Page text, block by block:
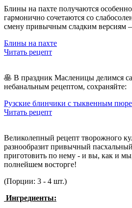
Блины на пахте получаются
гармонично сочетаются со
смену привычным сладким версиям
Блины на пахте
Читать рецепт
🥞 В праздник Масленицы делимся
небанальным рецептом, сохраняйте:
Рузские блинчики с тыквенным
Читать рецепт
Великолепный рецепт творожного
разнообразит привычный
приготовить по нему - и вы, как и мы,
полнейшем восторге!
(Порции: 3 - 4 шт.)
Ингредиенты: